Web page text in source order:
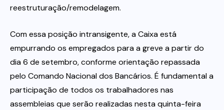
reestruturação/remodelagem.
Com essa posição intransigente, a Caixa está
empurrando os empregados para a greve a partir do
dia 6 de setembro, conforme orientação repassada
pelo Comando Nacional dos Bancários. É fundamental a
participação de todos os trabalhadores nas
assembleias que serão realizadas nesta quinta-feira